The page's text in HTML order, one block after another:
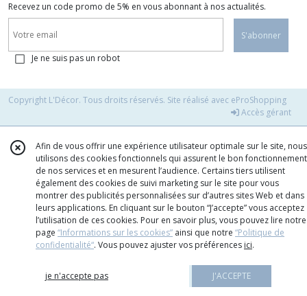
Recevez un code promo de 5% en vous abonnant à nos actualités.
S'abonner
Je ne suis pas un robot
Copyright L'Décor. Tous droits réservés. Site réalisé avec eProShopping
Accès gérant
Afin de vous offrir une expérience utilisateur optimale sur le site, nous
utilisons des cookies fonctionnels qui assurent le bon fonctionnement
de nos services et en mesurent l’audience. Certains tiers utilisent
également des cookies de suivi marketing sur le site pour vous
montrer des publicités personnalisées sur d’autres sites Web et dans
leurs applications. En cliquant sur le bouton “J’accepte” vous acceptez
l’utilisation de ces cookies. Pour en savoir plus, vous pouvez lire notre
page “Informations sur les cookies” ainsi que notre “Politique de
confidentialité“. Vous pouvez ajuster vos préférences ici.
je n'accepte pas J'ACCEPTE